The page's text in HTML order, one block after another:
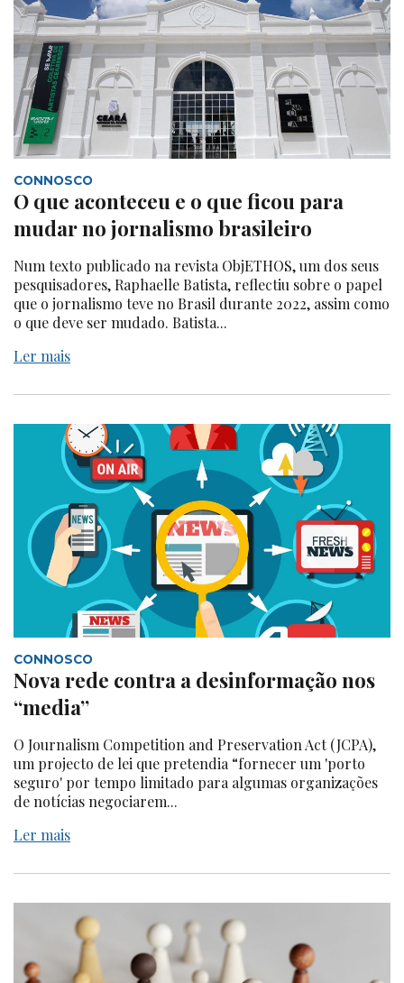
CONNOSCO
O que aconteceu e o que ficou para
mudar no jornalismo brasileiro
Num texto publicado na revista ObjETHOS, um dos seus
pesquisadores, Raphaelle Batista, reflectiu sobre o papel
que o jornalismo teve no Brasil durante 2022, assim como
o que deve ser mudado. Batista...
Ler mais
CONNOSCO
Nova rede contra a desinformação nos
“media”
O Journalism Competition and Preservation Act (JCPA),
um projecto de lei que pretendia “fornecer um 'porto
seguro' por tempo limitado para algumas organizações
de notícias negociarem...
Ler mais